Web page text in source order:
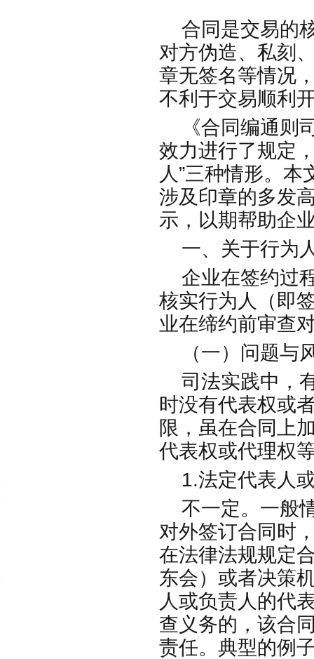
合同是交易的
对方伪造、私刻
章无签名等情况
不利于交易顺利
《合同编通则
效力进行了规定
人”三种情形。
涉及印章的多发
示，以期帮助企
一、关于行为
企业在签约过程
核实行为人（即
业在缔约前审查
（一）问题与
司法实践中，
时没有代表权或
限，虽在合同上
代表权或代理权
1.法定代表人
不一定。一般
对外签订合同时
在法律法规规定
东会）或者决策
人或负责人的代
查义务的，该合
责任。典型的例